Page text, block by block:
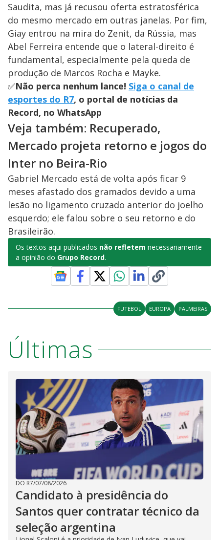
Saudita, mas já recusou oferta estratosférica
do mesmo mercado em outras janelas. Por fim,
Giay entrou na mira do Zenit, da Rússia, mas
Abel Ferreira entende que o lateral-direito é
fundamental, especialmente pela queda de
produção de Marcos Rocha e Mayke.
✅Não perca nenhum lance! Siga o canal de
esportes do R7, o portal de notícias da
Record, no WhatsApp
Veja também: Recuperado,
Mercado projeta retorno e jogos do
Inter no Beira-Rio
Gabriel Mercado está de volta após ficar 9
meses afastado dos gramados devido a uma
lesão no ligamento cruzado anterior do joelho
esquerdo; ele falou sobre o seu retorno e do
Brasileirão.
Os textos aqui publicados não refletem necessariamente
a opinião do Grupo Record.
FUTEBOL EUROPA PALMEIRAS
Últimas
DO R7/07/08/2026
Candidato à presidência do
Santos quer contratar técnico da
seleção argentina